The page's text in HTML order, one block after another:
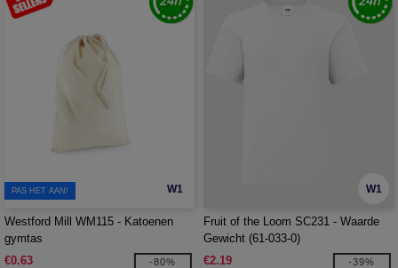
W1
PAS HET AAN!
Westford Mill WM115 - Katoenen
gymtas
€0.63
-80%
W1
Fruit of the Loom SC231 - Waarde
Gewicht (61-033-0)
€2.19
-39%